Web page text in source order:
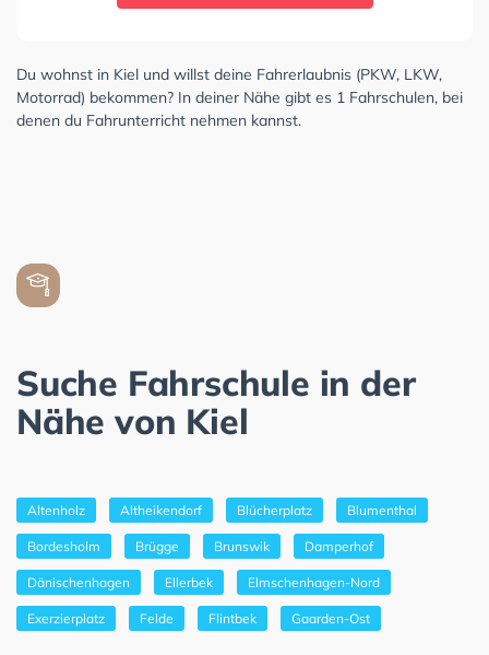
Du wohnst in Kiel und willst deine Fahrerlaubnis (PKW, LKW,
Motorrad) bekommen? In deiner Nähe gibt es 1 Fahrschulen, bei
denen du Fahrunterricht nehmen kannst.
Suche Fahrschule in der
Nähe von Kiel
Altenholz Altheikendorf Blücherplatz Blumenthal
Bordesholm Brügge Brunswik Damperhof
Dänischenhagen Ellerbek Elmschenhagen-Nord
Exerzierplatz Felde Flintbek Gaarden-Ost